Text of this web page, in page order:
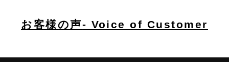
お客様の声- Voice of Customer